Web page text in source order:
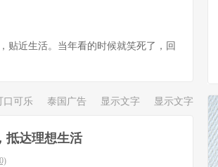
贴近生活。当年看的时候就笑死了，回
口可乐 泰国广告 显示文字 显示文字
抵达理想生活